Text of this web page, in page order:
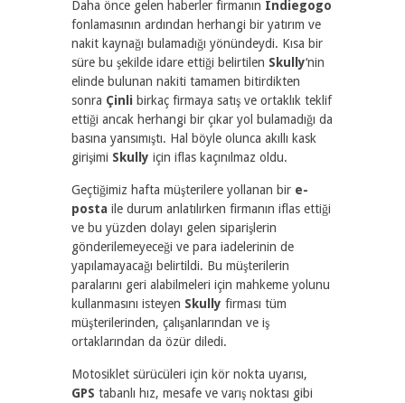
Daha önce gelen haberler firmanın Indiegogo
fonlamasının ardından herhangi bir yatırım ve
nakit kaynağı bulamadığı yönündeydi. Kısa bir
süre bu şekilde idare ettiği belirtilen Skully‘nin
elinde bulunan nakiti tamamen bitirdikten
sonra Çinli birkaç firmaya satış ve ortaklık teklif
ettiği ancak herhangi bir çıkar yol bulamadığı da
basına yansımıştı. Hal böyle olunca akıllı kask
girişimi Skully için iflas kaçınılmaz oldu.
Geçtiğimiz hafta müşterilere yollanan bir e-
posta ile durum anlatılırken firmanın iflas ettiği
ve bu yüzden dolayı gelen siparişlerin
gönderilemeyeceği ve para iadelerinin de
yapılamayacağı belirtildi. Bu müşterilerin
paralarını geri alabilmeleri için mahkeme yolunu
kullanmasını isteyen Skully firması tüm
müşterilerinden, çalışanlarından ve iş
ortaklarından da özür diledi.
Motosiklet sürücüleri için kör nokta uyarısı,
GPS tabanlı hız, mesafe ve varış noktası gibi